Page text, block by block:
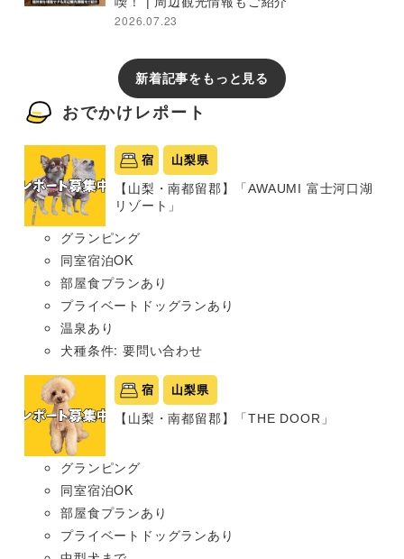
2026.07.23
新着記事をもっと見る
おでかけレポート
宿 山梨県
【山梨・南都留郡】「AWAUMI 富士河口湖
リゾート」
グランピング
同室宿泊OK
部屋食プランあり
プライベートドッグランあり
温泉あり
犬種条件: 要問い合わせ
宿 山梨県
【山梨・南都留郡】「THE DOOR」
グランピング
同室宿泊OK
部屋食プランあり
プライベートドッグランあり